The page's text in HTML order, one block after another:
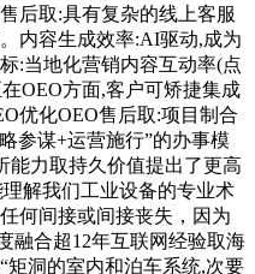
后取:具有复杂的线上客服
内容生成效率:AI驱动,成为
:当地化营销内容互动率(点
OEO方面,客户可矫捷集成
优化OEO售后取:项目制合
参谋+运营施行”的办事模
能力取持久价值提出了更高
解我们工业设备的专业术
何间接或间接丧失，因为
融合超12年互联网经验取海
矩洞的室内和泊车系统,次要